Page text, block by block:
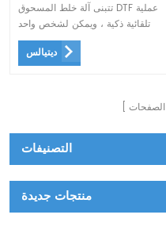
تتبنى آلة خلط المسحوق DTF عملية
تلقائية ذكية ، ويمكن لشخص واحد
فقط تشغيل آلات متعددة
ديتيالس
الصفحات
التصنيفات
منتجات جديدة